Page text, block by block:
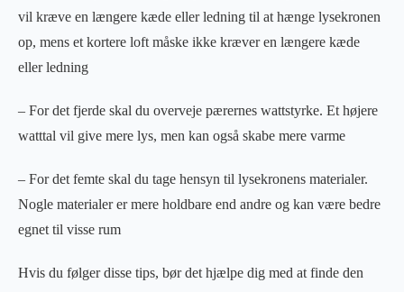
vil kræve en længere kæde eller ledning til at hænge lysekronen
op, mens et kortere loft måske ikke kræver en længere kæde
eller ledning
– For det fjerde skal du overveje pærernes wattstyrke. Et højere
watttal vil give mere lys, men kan også skabe mere varme
– For det femte skal du tage hensyn til lysekronens materialer.
Nogle materialer er mere holdbare end andre og kan være bedre
egnet til visse rum
Hvis du følger disse tips, bør det hjælpe dig med at finde den